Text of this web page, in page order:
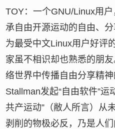
TOY：一个GNU/Linux用
承自由开源运动的自由、
为最受中文Linux用户好评
家虽不相识却也熟悉的朋
络世界中传播自由分享精
Stallman发起“自由软件”运
共产运动”（敝人所言）从
剥削的物极必反，乃是人